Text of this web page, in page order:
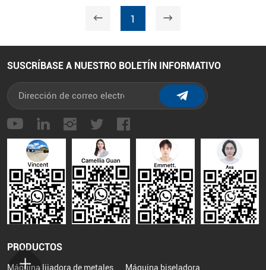
1
SUSCRÍBASE A NUESTRO BOLETÍN INFORMATIVO
PRODUCTOS
Máquina lijadora de metales Máquina biseladora